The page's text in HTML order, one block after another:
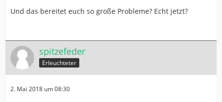
Und das bereitet euch so große Probleme? Echt jetzt?
spitzefeder
Erleuchteter
2. Mai 2018 um 08:30